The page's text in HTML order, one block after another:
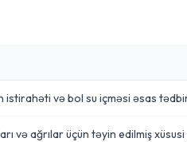
istirahəti və bol su içməsi əsas
və ağrılar üçün təyin edilmiş